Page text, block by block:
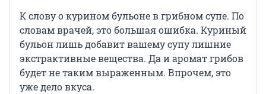
К слову о курином бульоне в грибном супе. По
словам врачей, это большая ошибка. Куриный
бульон лишь добавит вашему супу лишние
экстрактивные вещества. Да и аромат грибов
будет не таким выраженным. Впрочем, это
уже дело вкуса.